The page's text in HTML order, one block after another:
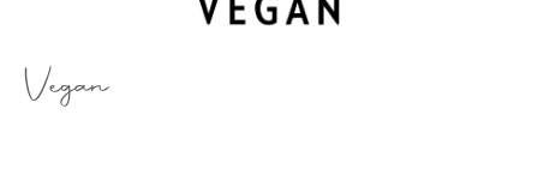
Vegan